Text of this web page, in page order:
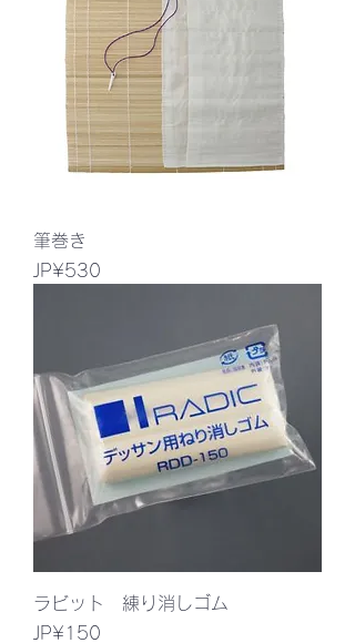
筆巻き
價格
JP¥530
ラビット 練り消しゴム
價格
JP¥150